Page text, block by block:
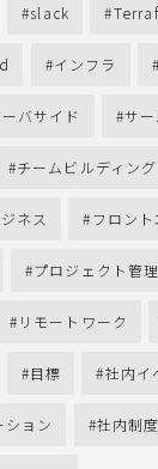
slack
インフラ
バサイド サ
チームビルディング
ネス フロン
プロジェクト管理
リモートワーク
目標 社内イ
ョン 社内制度